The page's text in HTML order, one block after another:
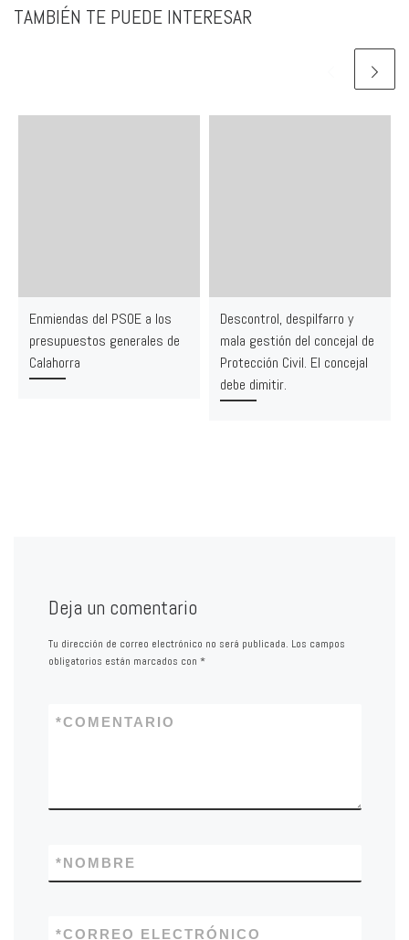
TAMBIÉN TE PUEDE INTERESAR
Enmiendas del PSOE a los
presupuestos generales de
Calahorra
Descontrol, despilfarro y
mala gestión del concejal de
Protección Civil. El concejal
debe dimitir.
Deja un comentario
Tu dirección de correo electrónico no será publicada. Los campos
obligatorios están marcados con *
COMENTARIO
*
NOMBRE
*
CORREO ELECTRÓNICO
*